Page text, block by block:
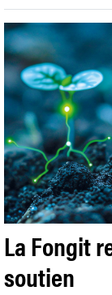
La Fongit
soutien